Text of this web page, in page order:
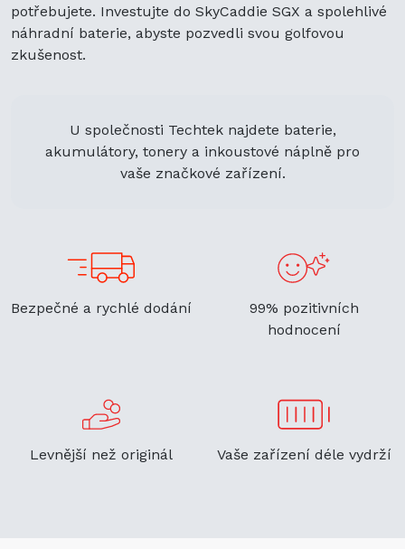
potřebujete. Investujte do SkyCaddie SGX a spolehlivé
náhradní baterie, abyste pozvedli svou golfovou
zkušenost.
U společnosti Techtek najdete baterie,
akumulátory, tonery a inkoustové náplně pro
vaše značkové zařízení.
Bezpečné a rychlé dodání
99% pozitivních
hodnocení
Levnější než originál Vaše zařízení déle vydrží